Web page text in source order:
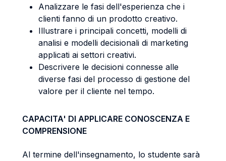
Analizzare le fasi dell'esperienza che i
clienti fanno di un prodotto creativo.
Illustrare i principali concetti, modelli di
analisi e modelli decisionali di marketing
applicati ai settori creativi.
Descrivere le decisioni connesse alle
diverse fasi del processo di gestione del
valore per il cliente nel tempo.
CAPACITA' DI APPLICARE CONOSCENZA E
COMPRENSIONE
Al termine dell'insegnamento, lo studente sarà